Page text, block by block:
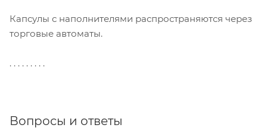
Капсулы с наполнителями распространяются через
торговые автоматы.
. . . . . . . . .
Вопросы и ответы